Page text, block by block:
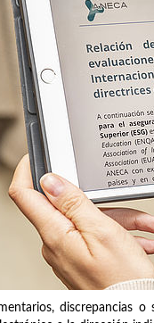
discrepancias